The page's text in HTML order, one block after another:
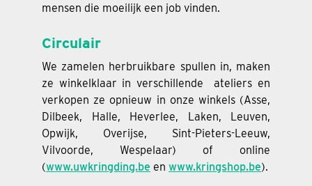
mensen die moeilijk een job vinden.
Circulair
We zamelen herbruikbare spullen in, maken
ze winkelklaar in verschillende ateliers en
verkopen ze opnieuw in onze winkels (Asse,
Dilbeek, Halle, Heverlee, Laken, Leuven,
Opwijk, Overijse, Sint-Pieters-Leeuw,
Vilvoorde, Wespelaar) of online
(www.uwkringding.be en www.kringshop.be).